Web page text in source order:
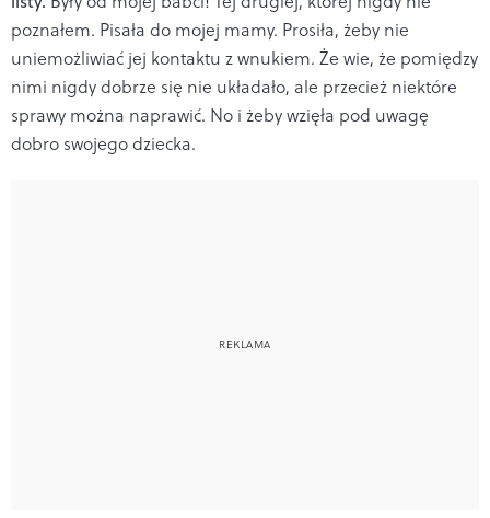
poznałem. Pisała do mojej mamy. Prosiła, żeby nie
uniemożliwiać jej kontaktu z wnukiem. Że wie, że pomiędzy
nimi nigdy dobrze się nie układało, ale przecież niektóre
sprawy można naprawić. No i żeby wzięła pod uwagę
dobro swojego dziecka.